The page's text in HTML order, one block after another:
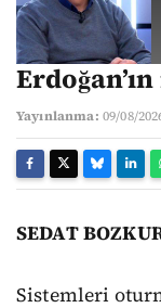
Yayınlanma: 09/08/
SEDAT
Sistemleri